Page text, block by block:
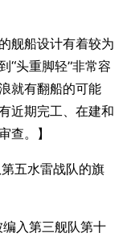
舰船设计有着较为
“头重脚轻”非常容
就有翻船的可能
近期完工、在建和
查。】
五水雷战队的旗
入第三舰队第十